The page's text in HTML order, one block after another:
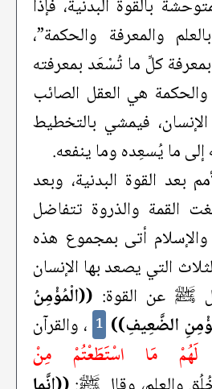
بالقوة البدنية، فإذا
والمعرفة والحكمة”،
كلِّ ما تُسْعَد بمعرفته
والحكمة هي العقل الصائب
فيمشي بالتخطيط
ما يُسعِده وما ينفعه.
بعد القوة البدنية، وبعد
القمة والذروة تتفاضل
والإسلام أتى بمجموع هذه
التي يصعد بها الإنسان
ﷺ عن القوة: ((الْمُؤْمِنُ
الضَّعِيفِ)) 1 ، والقرآن
لَهُمْ مَا اسْتَطَعْتُمْ مِنْ